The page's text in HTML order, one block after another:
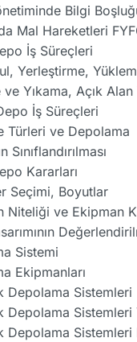
Bilgi
Mal Hareketleri
İş Süreçleri
Yerleştirme,
Yıkama, Açık
İş Süreçleri
Türleri ve Depolama
Sınıflandırılması
Kararları
Seçimi, Boyutlar
Niteliği ve Ekipman
Sistemi
Ekipmanları
Depolama Sistemleri
Depolama Sistemleri
Depolama Sistemleri